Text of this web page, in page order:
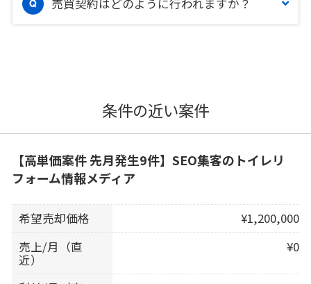
売買契約はどのように行われますか？
条件の近い案件
【高単価案件 先月発生9件】SEO集客のトイレリ
フォーム情報メディア
希望売却価格
¥1,200,000
売上/月（直
近）
¥0